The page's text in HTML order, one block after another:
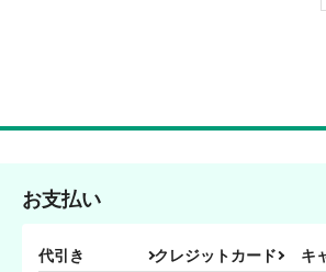
お支払い
代引き クレジットカード キ